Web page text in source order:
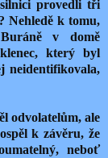
provedli tři
Nehledě k tomu,
v domě
který byl
neidentifikovala,
odvolatelům, ale
k závěru, že
neboť